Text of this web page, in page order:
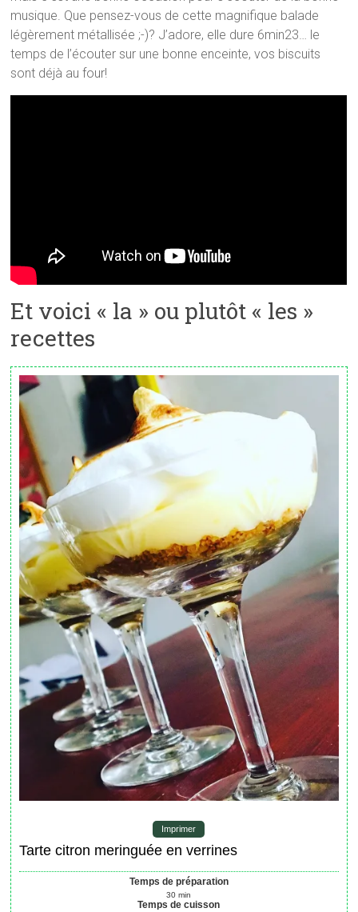
musique. Que pensez-vous de cette magnifique balade
légèrement métallisée ;-)? J’adore, elle dure 6min23… le
temps de l’écouter sur une bonne enceinte, vos biscuits
sont déjà au four!
Et voici « la » ou plutôt « les »
recettes
Imprimer
Tarte citron meringuée en verrines
Temps de préparation
30 min
Temps de cuisson